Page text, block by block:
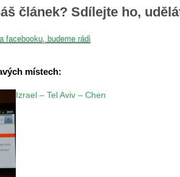
článek? Sdílejte ho,
facebooku, budeme rádi
místech:
Izrael – Tel Aviv – Chen